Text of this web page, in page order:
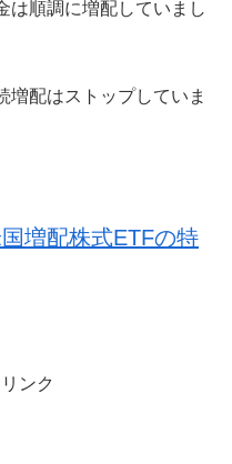
は順調に増配していまし
増配はストップしていま
増配株式ETFの特
ンク